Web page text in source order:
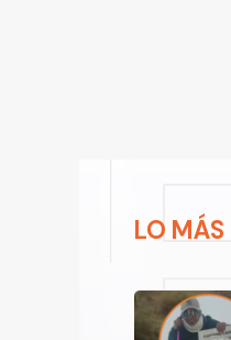
LO MÁS